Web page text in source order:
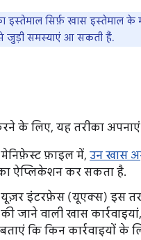
इस्तेमाल सिर्फ़ खास इस्तेमाल के
जुड़ी समस्याएं आ सकती हैं.
के लिए, यह तरीका
फ़ाइल में, उन खास
ऐप्लिकेशन कर सकता है.
इंटरफ़ेस (यूएक्स) इस
जाने वाली खास
कि किन कार्रवाइयों